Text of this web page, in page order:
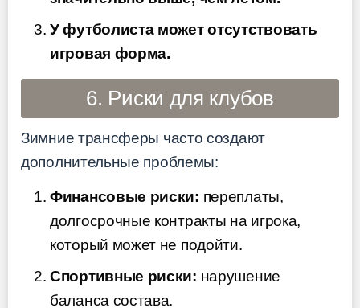
У футболиста может отсутствовать
игровая форма.
6. Риски для клубов
Зимние трансферы часто создают
дополнительные проблемы:
Финансовые риски: переплаты,
долгосрочные контракты на игрока,
который может не подойти.
Спортивные риски: нарушение
баланса состава.